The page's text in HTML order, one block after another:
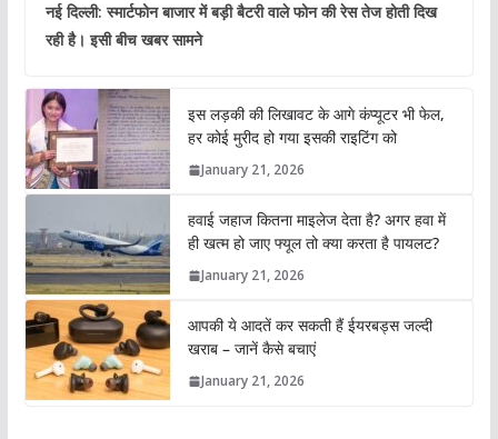
नई दिल्ली: स्मार्टफोन बाजार में बड़ी बैटरी वाले फोन की रेस तेज होती दिख
रही है। इसी बीच खबर सामने
इस लड़की की लिखावट के आगे कंप्यूटर भी फेल,
हर कोई मुरीद हो गया इसकी राइटिंग को
January 21, 2026
हवाई जहाज कितना माइलेज देता है? अगर हवा में
ही खत्म हो जाए फ्यूल तो क्या करता है पायलट?
January 21, 2026
आपकी ये आदतें कर सकती हैं ईयरबड्स जल्दी
खराब – जानें कैसे बचाएं
January 21, 2026